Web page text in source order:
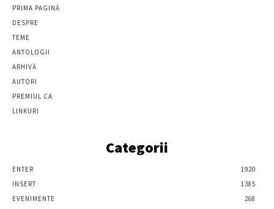
PRIMA PAGINĂ
DESPRE
TEME
ANTOLOGII
ARHIVĂ
AUTORI
PREMIUL CA
LINKURI
Categorii
ENTER
1920
INSERT
1385
EVENIMENTE
268